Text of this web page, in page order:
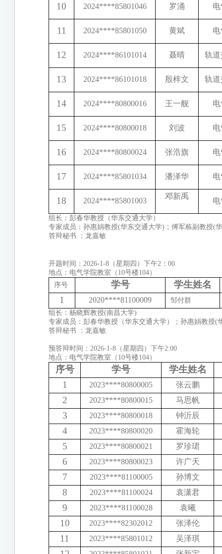
10 2024****85801046 罗涌
11 2024****85801050 黄斌
12 2024****86101014 聂晴 轨
13 2024****86101018 殷梓文 轨
14 2024****80800016 王一舰
15 2024****80800018 刘波
16 2024****80800024 张浩旗
17 2024****85801034 潘泽华
18 2024****85801003
邓新禹
组长：彭春华教授（华东交通大学）
专家成员：孙惠娟教授(华东交通大学)；傅军栋副教授(
答辩秘书 ：龙嘉敏
开题时间：2026-1-8（星期四）下午2：00
地点：电气学院教室（10号楼104）
序号
学号
学生姓名
1
2020****81100009
邹付群
组长：杨晓辉教授(南昌大学)
专家成员：彭春华教授（华东交通大学）；孙惠娟教
答辩秘书 ：龙嘉敏
预答辩时间：2026-1-8（星期四）下午2:00
地点：电气学院教室（10号楼104）
序号 学号
学生姓名
1
2023****80800005 张云鹏
2 2023****80800015 马思帆
3 2023****80800018 钟沂辰
4 2023****80800020 霍海轮
5 2023****80800021 罗珍珺
6 2023****80800023 许广天
7 2023****81100005 孙博文
8 2023****81100024 袁潇君
9 2023****81100028 袁曦
10 2023****82302012 张泽伦
11 2023****85801012 吴泽琪